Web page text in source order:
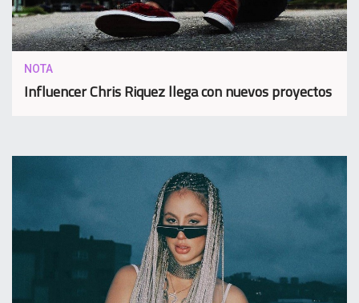
NOTA
Influencer Chris Riquez llega con nuevos proyectos